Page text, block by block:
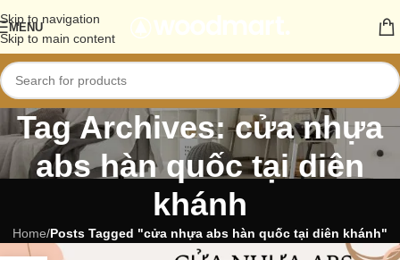
Skip to navigation
Skip to main content
MENU
Tag Archives: cửa nhựa
abs hàn quốc tại diên
khánh
Home/Posts Tagged "cửa nhựa abs hàn quốc tại diên khánh"